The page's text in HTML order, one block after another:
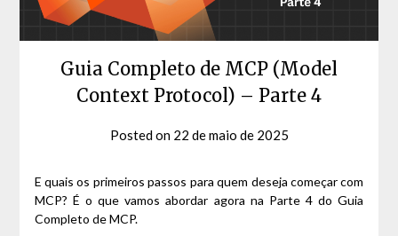
Guia Completo de MCP (Model
Context Protocol) – Parte 4
Posted on 22 de maio de 2025
Matos
E quais os primeiros passos para quem deseja começar com
MCP? É o que vamos abordar agora na Parte 4 do Guia
Completo de MCP.